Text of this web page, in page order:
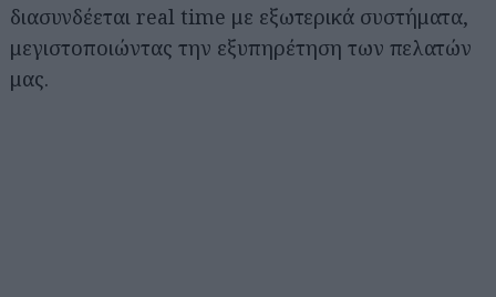
διασυνδέεται real time με εξωτερικά συστήματα,
μεγιστοποιώντας την εξυπηρέτηση των πελατών
μας.